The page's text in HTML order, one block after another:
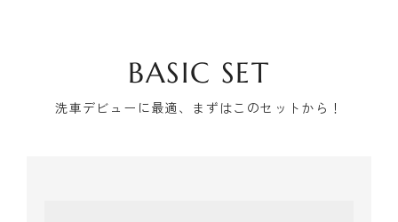
BASIC SET
洗車デビューに最適、まずはこのセットから！